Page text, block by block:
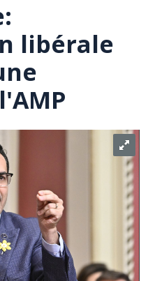
libérale